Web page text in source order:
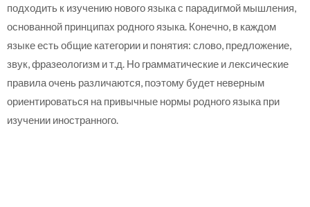
подходить к изучению нового языка с парадигмой мышления,
основанной принципах родного языка. Конечно, в каждом
языке есть общие категории и понятия: слово, предложение,
звук, фразеологизм и т.д. Но грамматические и лексические
правила очень различаются, поэтому будет неверным
ориентироваться на привычные нормы родного языка при
изучении иностранного.